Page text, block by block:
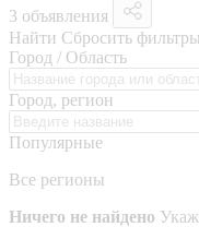
3 объявления
Найти Сбросить фильтры
Город / Область
Город, регион
Популярные
Все регионы
Ничего не найдено